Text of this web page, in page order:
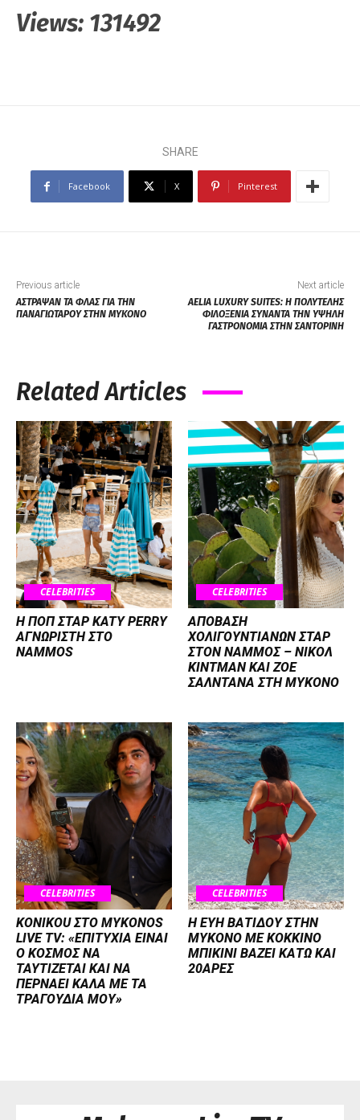
Views: 131492
SHARE
Facebook X Pinterest
Previous article
ΑΣΤΡΑΨΑΝ ΤΑ ΦΛΑΣ ΓΙΑ ΤΗΝ
ΠΑΝΑΓΙΩΤΑΡΟΥ ΣΤΗΝ ΜΥΚΟΝΟ
Next article
ΑΕLIA LUXURY SUITES: Η ΠΟΛΥΤΕΛΗΣ
ΦΙΛΟΞΕΝΙΑ ΣΥΝΑΝΤΑ ΤΗΝ ΥΨΗΛΗ
ΓΑΣΤΡΟΝΟΜΙΑ ΣΤΗΝ ΣΑΝΤΟΡΙΝΗ
Related Articles
CELEBRITIES
H ΠΟΠ ΣΤΑΡ KATY PERRY
ΑΓΝΩΡΙΣΤΗ ΣΤΟ
NAMMOS
CELEBRITIES
ΑΠΟΒΑΣΗ
ΧΟΛΙΓΟΥΝΤΙΑΝΩΝ ΣΤΑΡ
ΣΤΟΝ NΑΜΜΟΣ – ΝΙΚΟΛ
ΚΙΝΤΜΑΝ ΚΑΙ ΖΟΕ
ΣΑΛΝΤΑΝΑ ΣΤΗ ΜΥΚΟΝΟ
CELEBRITIES
KONIKOU ΣΤΟ MYKONOS
LIVE TV: «ΕΠΙΤΥΧΙΑ ΕΙΝΑΙ
Ο ΚΟΣΜΟΣ ΝΑ
ΤΑΥΤΙΖΕΤΑΙ KAI ΝΑ
ΠΕΡΝΑΕΙ ΚΑΛΑ ΜΕ ΤΑ
ΤΡΑΓΟΥΔΙΑ ΜΟΥ»
CELEBRITIES
Η ΕΥΗ ΒΑΤΙΔΟΥ ΣΤΗΝ
ΜΥΚΟΝΟ ΜΕ ΚΟΚΚΙΝΟ
ΜΠΙΚΙΝΙ ΒΑΖΕΙ ΚΑΤΩ ΚΑΙ
20ΑΡΕΣ